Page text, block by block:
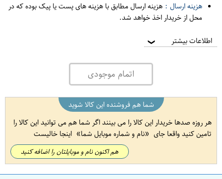
هزینه ارسال : هزینه ارسال مطابق با هزینه های پست یا پیک بوده که در
محل از خریدار اخذ خواهد شد.
اطلاعات بیشتر ❯
اتمام موجودی
شما هم فروشنده این کالا شوید
هر روزه صدها خریدار این کالا را می بینند اگر شما هم می توانید این کالا را
تامین کنید واقعا جای
نام و شماره موبایل شما اینجا خالیست
هم اکنون نام و موبایلتان را اضافه کنید